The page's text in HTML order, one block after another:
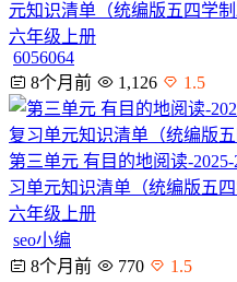
元知识清单（统编版五四学制
六年级上册
6056064
8个月前
1,126 1.5
第三单元 有目的地阅读-
习单元知识清单（统编版五四
六年级上册
seo小编
8个月前
770
1.5